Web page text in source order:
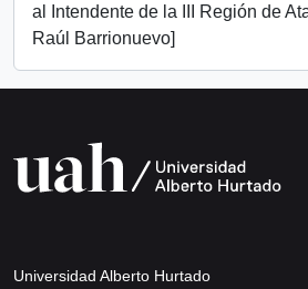
al Intendente de la III Región de
Raúl Barrionuevo]
Universidad Alberto Hurtado